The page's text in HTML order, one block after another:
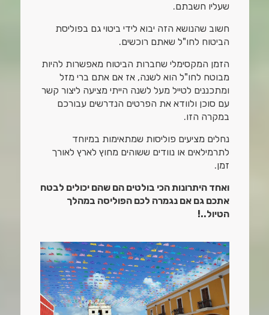
שעליו חשבתם.
חשוב שהנושא הזה יבוא לידי ביטוי גם בפוליסת
הביטוח לחו"ל שאתם רוכשים.
הזמן המקסימלי שחברות הביטוח מאפשרות להיות
מבוטח לחו"ל הוא לשנה, אז אם אתם ברי מזל
ומתכננים לטייל מעל לשנה הייתי מציעה ליצור קשר
עם סוכן ולוודא את הפרטים הנדרשים עבורכם
במקרה הזו.
נחלים מציעים פוליסות שמתאימות במיוחד
לתרמילאים או נוודים ששוהים מחוץ לארץ לאורך
זמן.
ואחד היתרונות הכי בולטים הם שהם יכולים לבטח
אתכם גם אם נגמרה לכם הפוליסה במהלך
הטיול..!